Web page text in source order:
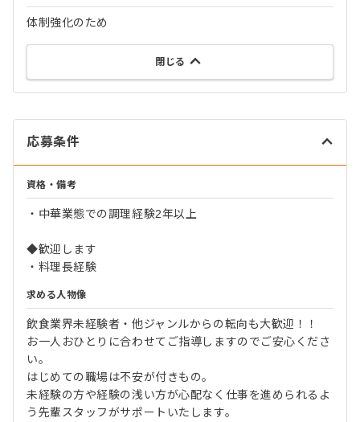
体制強化のため
閉じる
応募条件
資格・備考
・中華業態での調理経験2年以上
◆歓迎します
・料理長経験
求める人物像
飲食業界未経験者・他ジャンルからの転向も大歓迎！！
お一人おひとりに合わせてご指導しますのでご安心くださ
い。
はじめての職場は不安が付きもの。
未経験の方や経験の浅い方が心配なく仕事を進められるよ
う先輩スタッフがサポートいたします。